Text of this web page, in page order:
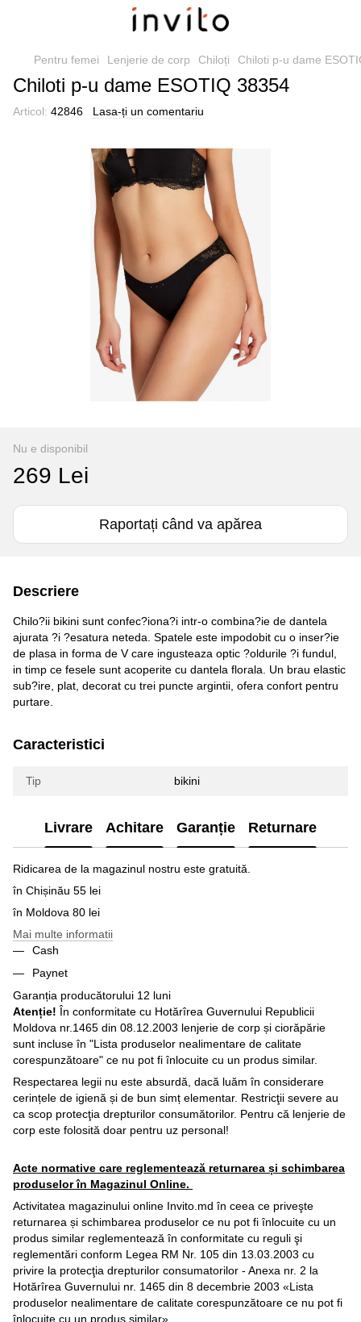
Pentru femei Lenjerie de corp Chiloți Chiloti p-u dame
Chiloti p-u dame ESOTIQ 38354
Articol: 42846 Lasa-ți un comentariu
Nu e disponibil
269 Lei
Raportați când va apărea
Descriere
Chilo?ii bikini sunt confec?iona?i intr-o combina?ie de dantela
ajurata ?i ?esatura neteda. Spatele este impodobit cu o inser?ie
de plasa in forma de V care ingusteaza optic ?oldurile ?i fundul,
in timp ce fesele sunt acoperite cu dantela florala. Un brau elastic
sub?ire, plat, decorat cu trei puncte argintii, ofera confort pentru
purtare.
Caracteristici
Tip bikini
Livrare Achitare Garanție Returnare
Ridicarea de la magazinul nostru este gratuită.
în Chișinău 55 lei
în Moldova 80 lei
Mai multe informatii
Cash
Paynet
Garanția producătorului 12 luni
Atenție! În conformitate cu Hotărîrea Guvernului Republicii
Moldova nr.1465 din 08.12.2003 lenjerie de corp și ciorăpărie
sunt incluse în "Lista produselor nealimentare de calitate
corespunzătoare" ce nu pot fi înlocuite cu un produs similar.
Respectarea legii nu este absurdă, dacă luăm în considerare
cerințele de igienă și de bun simț elementar. Restricţii severe au
ca scop protecţia drepturilor consumătorilor. Pentru că lenjerie de
corp este folosită doar pentru uz personal!
Acte normative care reglementează returnarea și schimbarea
produselor în Magazinul Online.
Activitatea magazinului online Invito.md în ceea ce priveşte
returnarea și schimbarea produselor ce nu pot fi înlocuite cu un
produs similar reglementează în conformitate cu reguli şi
reglementări conform Legea RM Nr. 105 din 13.03.2003 cu
privire la protecţia drepturilor consumatorilor - Anexa nr. 2 la
Hotărîrea Guvernului nr. 1465 din 8 decembrie 2003 «Lista
produselor nealimentare de calitate corespunzătoare ce nu pot fi
înlocuite cu un produs similar».